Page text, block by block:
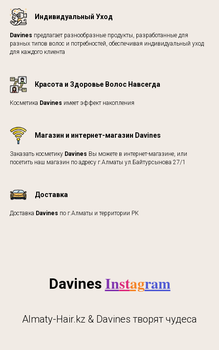
Индивидуальный Уход
Davines предлагает разнообразные продукты, разработанные для
разных типов волос и потребностей, обеспечивая индивидуальный уход
для каждого клиента
Красота и Здоровье Волос Навсегда
Косметика Davines имеет эффект накопления
Магазин и интернет-магазин Davines
Заказать косметику Davines Вы можете в интернет-магазине, или
посетить наш магазин по адресу г.Алматы ул.Байтурсынова 27/1
Доставка
Доставка Davines по г.Алматы и территории РК
Davines Instagram
Almaty-Hair.kz & Davines творят чудеса